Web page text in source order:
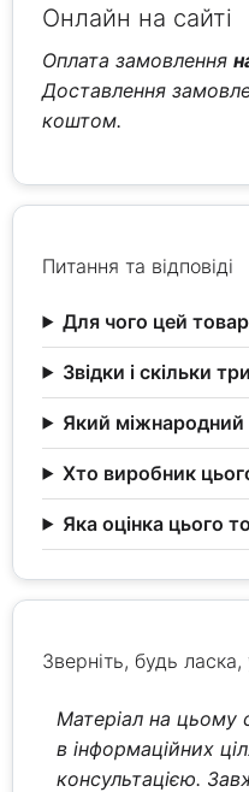
Онлайн на сайті
Оплата замовлення
Доставлення
коштом.
Питання та відповіді
Для чого цей
Звідки і скільки
Який міжнародний
Хто виробник
Яка оцінка цього
Зверніть, будь ласка,
Матеріал на цьому
в інформаційних
консультацією.